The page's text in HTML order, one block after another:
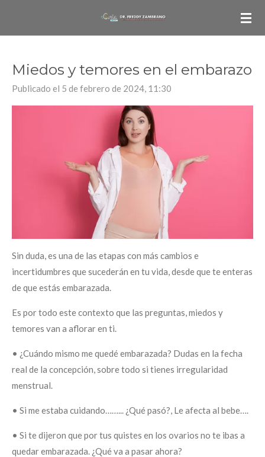
Miedos y temores en el embarazo
Publicado el 5 de febrero de 2024, 11:30
Sin duda, es una de las etapas con más cambios e
incertidumbres que sucederán en tu vida, desde que te enteras
de que estás embarazada.
Es por todo este contexto que las preguntas, miedos y
temores van a aflorar en ti.
• ¿Cuándo mismo me quedé embarazada? Dudas en la fecha
real de la concepción, sobre todo si tienes irregularidad
menstrual.
• Si me estaba cuidando……... ¿Qué pasó?, Le afecta al bebe….
• Si te dijeron que por tus quistes en los ovarios no te ibas a
quedar embarazada. ¿Qué va a pasar ahora?